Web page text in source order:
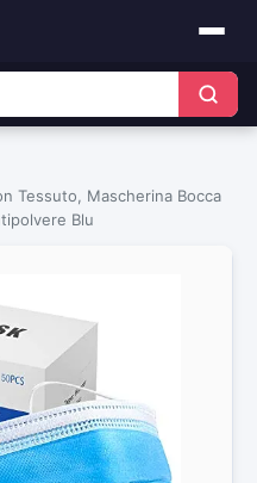
Tessuto, Mascherina Bocca
Blu